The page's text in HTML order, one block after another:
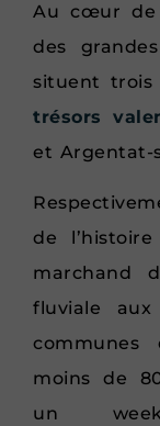
Au cœur de
des
situent trois
trésors
et Argentat-
de
marchand
fluviale
moins de
un